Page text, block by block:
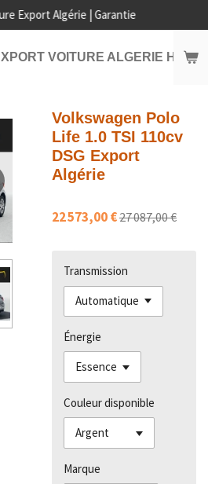
VOITURE ALGERIE HORS
Export Algérie | Garantie
Volkswagen Polo
Life 1.0 TSI 110cv
DSG Export
Algérie
22 573,00 €27 087,00 €
Transmission
Énergie
Couleur disponible
Marque